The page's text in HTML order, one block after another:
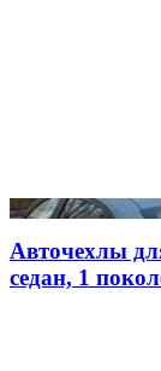
Авточехлы
седан, 1